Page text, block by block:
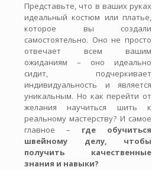
Представьте, что в ваших руках
идеальный костюм или платье,
которое вы создали
самостоятельно. Оно не просто
отвечает всем вашим
ожиданиям – оно идеально
сидит, подчеркивает
индивидуальность и является
уникальным. Но как перейти от
желания научиться шить к
реальному мастерству? И самое
главное – где обучиться
швейному делу, чтобы
получить качественные
знания и навыки?